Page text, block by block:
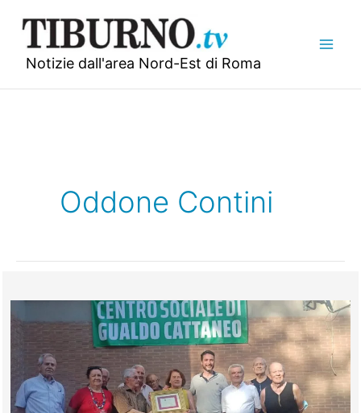
contenuto
Notizie dall'area Nord-Est di Roma
Oddone Contini